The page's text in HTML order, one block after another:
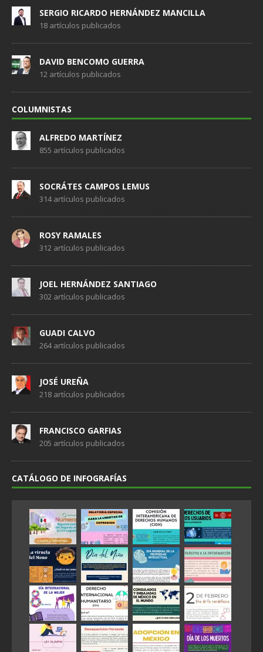
SERGIO RICARDO HERNÁNDEZ MANCILLA
18 artículos publicados
DAVID BENCOMO GUERRA
12 artículos publicados
COLUMNISTAS
ALFREDO MARTÍNEZ
855 artículos publicados
SOCRÁTES CAMPOS LEMUS
314 artículos publicados
ROSY RAMALES
312 artículos publicados
JOEL HERNÁNDEZ SANTIAGO
302 artículos publicados
GUADI CALVO
264 artículos publicados
JOSÉ UREÑA
218 artículos publicados
FRANCISCO GARFIAS
205 artículos publicados
CATÁLOGO DE INFOGRAFÍAS